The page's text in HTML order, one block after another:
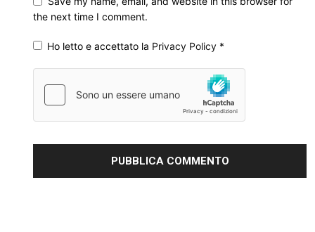
the next time I comment.
Ho letto e accettato la Privacy Policy *